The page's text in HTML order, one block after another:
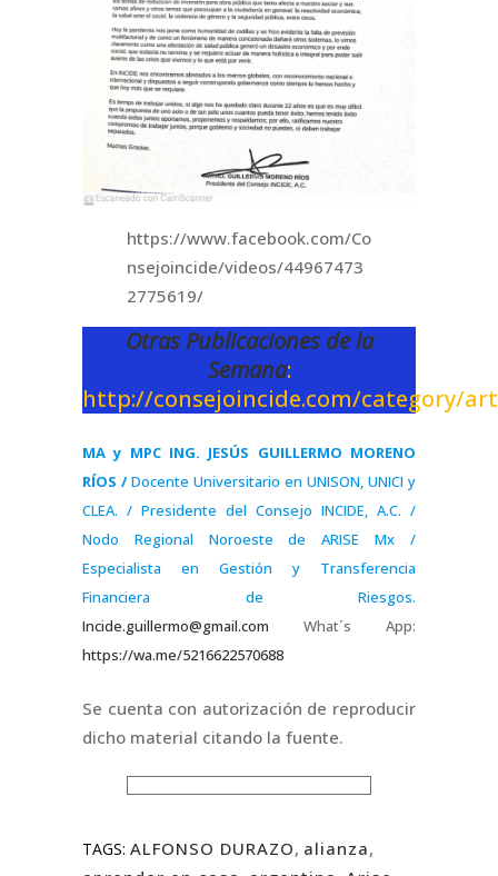
https://www.facebook.com/Co
nsejoincide/videos/44967473
2775619/
Otras Publicaciones de la
Semana:
http://consejoincide.com/category/
MA y MPC ING. JESÚS GUILLERMO MORENO
RÍOS /Docente Universitario en UNISON, UNICI y
CLEA. / Presidente del Consejo INCIDE, A.C. /
Nodo Regional Noroeste de ARISE Mx /
Especialista en Gestión y Transferencia
Financiera de Riesgos.
Incide.guillermo@gmail.com What´s App:
https://wa.me/5216622570688
Se cuenta con autorización de reproducir
dicho material citando la fuente.
TAGS: ALFONSO DURAZO, alianza,